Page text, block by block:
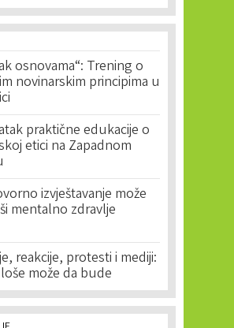
osnovama“: Trening o
novinarskim principima u
praktične edukacije o
etici na Zapadnom
izvještavanje može
mentalno zdravlje
reakcije, protesti i mediji:
može da bude